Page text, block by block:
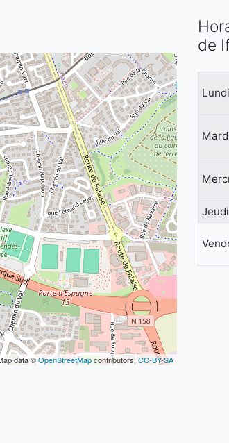
data ©OpenStreetMapcontributors, CC-BY-SA
de
Lundi
Jeudi